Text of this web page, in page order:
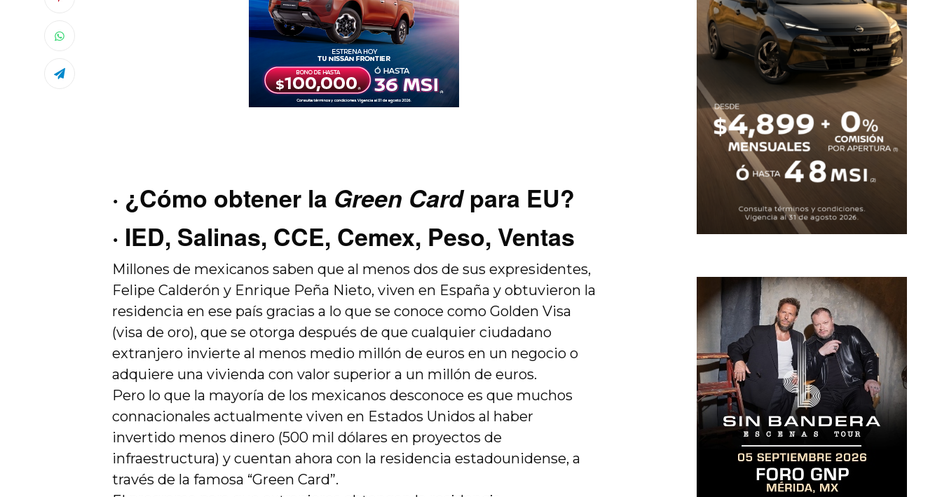
· ¿Cómo obtener la Green Cardpara EU?
· IED, Salinas, CCE, Cemex, Peso, Ventas
Millones de mexicanos saben que al menos dos de sus expresidentes,
Felipe Calderón y Enrique Peña Nieto, viven en España y obtuvieron la
residencia en ese país gracias a lo que se conoce como Golden Visa
(visa de oro), que se otorga después de que cualquier ciudadano
extranjero invierte al menos medio millón de euros en un negocio o
adquiere una vivienda con valor superior a un millón de euros.
Pero lo que la mayoría de los mexicanos desconoce es que muchos
connacionales actualmente viven en Estados Unidos al haber
invertido menos dinero (500 mil dólares en proyectos de
infraestructura) y cuentan ahora con la residencia estadounidense, a
través de la famosa “Green Card”.